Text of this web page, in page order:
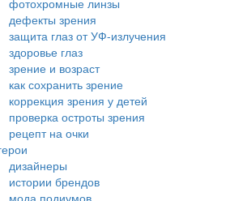
фотохромные линзы
дефекты зрения
защита глаз от УФ-излучения
здоровье глаз
зрение и возраст
как сохранить зрение
коррекция зрения у детей
проверка остроты зрения
рецепт на очки
дизайнеры
истории брендов